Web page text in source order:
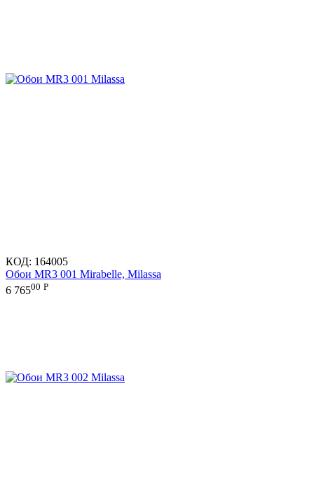
КОД: 164005
Обои MR3 001 Mirabelle, Milassa
6 76500 Р